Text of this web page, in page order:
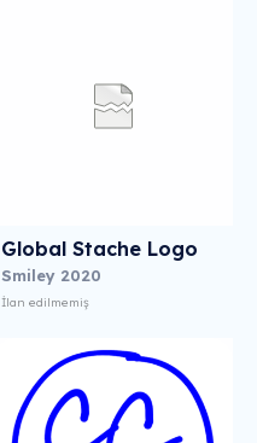
Global Stache Logo
Smiley 2020
İlan edilmemiş